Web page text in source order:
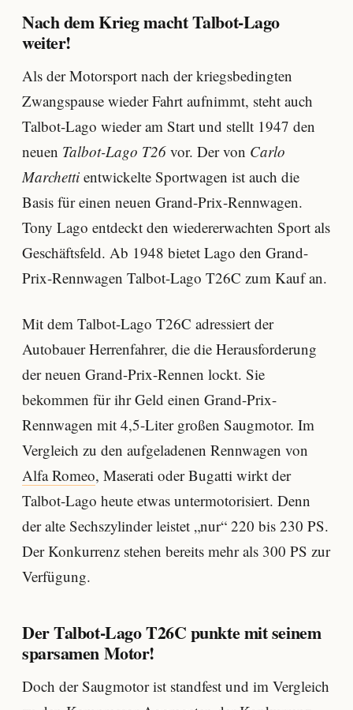
Nach dem Krieg macht Talbot-Lago
weiter!
Als der Motorsport nach der kriegsbedingten
Zwangspause wieder Fahrt aufnimmt, steht auch
Talbot-Lago wieder am Start und stellt 1947 den
neuen Talbot-Lago T26 vor. Der von Carlo
Marchetti entwickelte Sportwagen ist auch die
Basis für einen neuen Grand-Prix-Rennwagen.
Tony Lago entdeckt den wiedererwachten Sport als
Geschäftsfeld. Ab 1948 bietet Lago den Grand-
Prix-Rennwagen Talbot-Lago T26C zum Kauf an.
Mit dem Talbot-Lago T26C adressiert der
Autobauer Herrenfahrer, die die Herausforderung
der neuen Grand-Prix-Rennen lockt. Sie
bekommen für ihr Geld einen Grand-Prix-
Rennwagen mit 4,5-Liter großen Saugmotor. Im
Vergleich zu den aufgeladenen Rennwagen von
Alfa Romeo, Maserati oder Bugatti wirkt der
Talbot-Lago heute etwas untermotorisiert. Denn
der alte Sechszylinder leistet „nur“ 220 bis 230 PS.
Der Konkurrenz stehen bereits mehr als 300 PS zur
Verfügung.
Der Talbot-Lago T26C punkte mit seinem
sparsamen Motor!
Doch der Saugmotor ist standfest und im Vergleich